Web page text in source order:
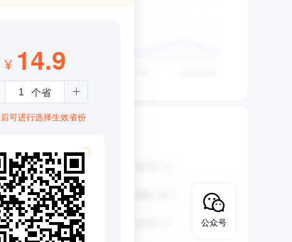
¥ 14.9
可进行选择生效省份
公众号